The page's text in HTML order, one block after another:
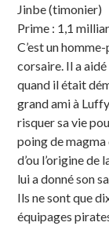
Jinbe (timonier)
Prime : 1,1
C’est un
corsaire. Il a
quand il était
grand ami à
risquer sa vie
poing de magma
d’ou l’origine de
lui a donné son
Ils ne sont que
équipages